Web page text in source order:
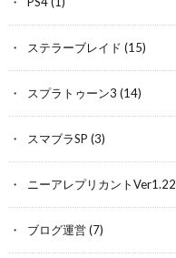
ステラーブレイド (15)
スプラトゥーン3 (14)
スマブラSP (3)
ニーアレプリカントVer1.22
ブログ運営(7)